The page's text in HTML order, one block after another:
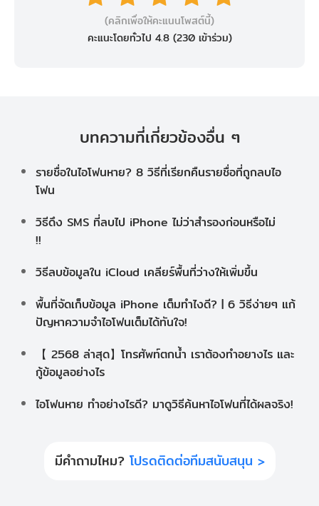
(คลิกเพื่อให้คะแนนโพสต์นี้)
คะแนะโดยทั่วไป 4.8 (230เข้าร่วม)
บทความที่เกี่ยวข้องอื่น ๆ
รายชื่อในไอโฟนหาย? 8 วิธีที่เรียกคืนรายชื่อที่ถูกลบไอ
โฟน
วิธีดึง SMS ที่ลบไป iPhone ไม่ว่าสำรองก่อนหรือไม่
!!
วิธีลบข้อมูลใน iCloud เคลียร์พื้นที่ว่างให้เพิ่มขึ้น
พื้นที่จัดเก็บข้อมูล iPhone เต็มทำไงดี? | 6 วิธีง่ายๆ แก้
ปัญหาความจําไอโฟนเต็มได้ทันใจ!
【 2568 ล่าสุด】โทรศัพท์ตกน้ำ เราต้องทำอยางไร และ
กู้ข้อมูลอย่างไร
ไอโฟนหาย ทำอย่างไรดี? มาดูวิธีค้นหาไอโฟนที่ได้ผลจริง!
มีคำถามไหม? โปรดติดต่อทีมสนับสนุน >